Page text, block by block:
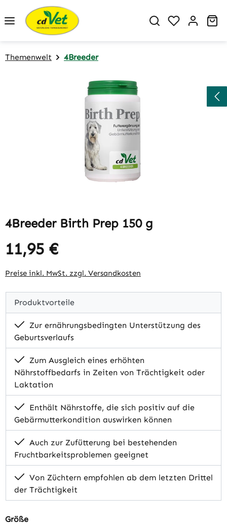
Zum Hauptinhalt springen
Du hast 0
Themenwelt 4Breeder
Bildergalerie überspringen
4Breeder Birth Prep 150 g
Regulärer Preis:
11,95 €
Preise inkl. MwSt. zzgl. Versandkosten
Produktvorteile
Zur ernährungsbedingten Unterstützung des
Geburtsverlaufs
Zum Ausgleich eines erhöhten
Nährstoffbedarfs in Zeiten von Trächtigkeit oder
Laktation
Enthält Nährstoffe, die sich positiv auf die
Gebärmutterkondition auswirken können
Auch zur Zufütterung bei bestehenden
Fruchtbarkeitsproblemen geeignet
Von Züchtern empfohlen ab dem letzten Drittel
der Trächtigkeit
Größeauswählen